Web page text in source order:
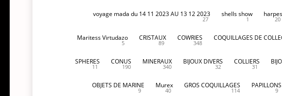
voyage mada du 14 11 2023 AU 13 12 2023
27
shells show
1
harpes
20
Maritess Virtudazo
5
CRISTAUX
89
COWRIES
348
COQUILLAGES DE
SPHERES
11
CONUS
190
MINERAUX
340
BIJOUX DIVERS
32
COLLIERS
31
OBJETS DE MARINE
9
Murex
40
GROS COQUILLAGES
114
PAPILLONS
9